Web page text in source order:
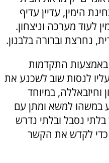
הימין, עדיין עדיף
לעוד מערכה וניצחון.
נחרצת וברורה בלבנון.
באמצעות התקדמות
לנסות שוב לשכנע את
במיוחד
במשהו למשא ומתן עם
נסבל ובלתי נדרש
לקדש את הקשר